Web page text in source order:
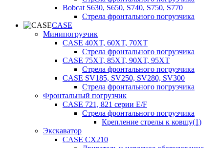
Bobcat S630, S650, S740, S750, S770
Стрела фронтального погрузчика
CASE
Минипогрузчик
CASE 40XT, 60XT, 70XT
Стрела фронтального погрузчика
CASE 75XT, 85XT, 90XT, 95XT
Стрела фронтального погрузчика
CASE SV185, SV250, SV280, SV300
Стрела фронтального погрузчика
Фронтальный погрузчик
CASE 721, 821 серии E/F
Стрела фронтального погрузчика
Крепление стрелы к ковшу(1)
Экскаватор
CASE CX210